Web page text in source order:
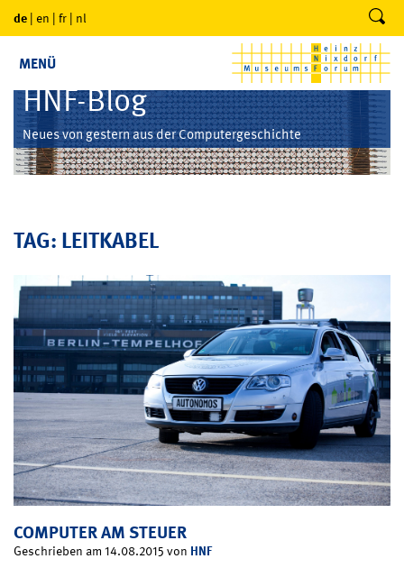
de | en | fr | nl
MENÜ
HNF-Blog
Neues von gestern aus der Computergeschichte
TAG: LEITKABEL
COMPUTER AM STEUER
Geschrieben am 14.08.2015 von HNF